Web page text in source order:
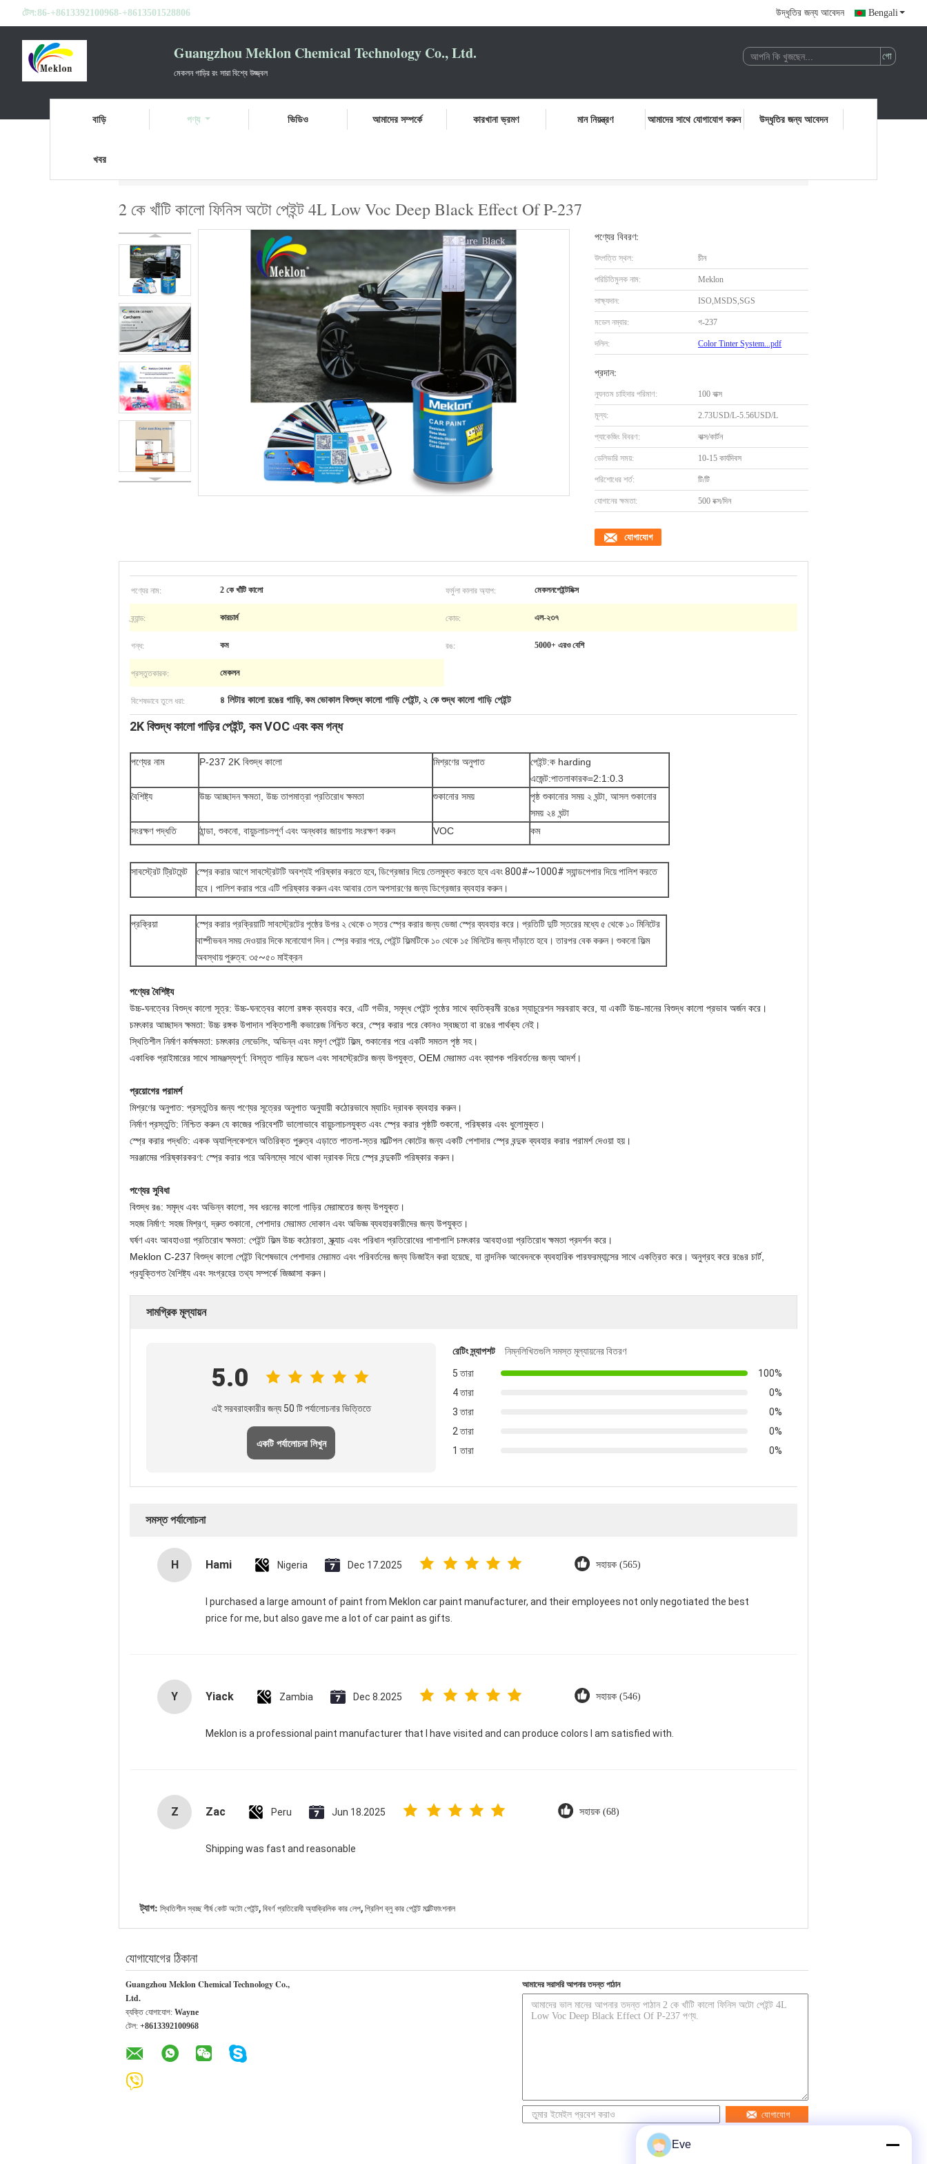
টেল:86-+8613392100968-+8613501528806 উদ্ধৃতির জন্য আবেদন Bengali
Guangzhou Meklon Chemical Technology Co., Ltd.
মেকলন গাড়ির রং সারা বিশ্বে উজ্জ্বল
বাড়ি পণ্য ভিডিও আমাদের সম্পর্কে কারখানা ভ্রমণ মান নিয়ন্ত্রণ আমাদের সাথে যোগাযোগ করুন উদ্ধৃতির জন্য আবেদন
খবর
2 কে খাঁটি কালো ফিনিস অটো পেইন্ট 4L Low Voc Deep Black Effect Of P-237
পণ্যের বিবরণ:
উৎপত্তি স্থল: চীন
পরিচিতিমুলক নাম: Meklon
সাক্ষ্যদান: ISO,MSDS,SGS
মডেল নম্বার: গ-237
দলিল: Color Tinter System...pdf
প্রদান:
ন্যূনতম চাহিদার পরিমাণ: 100 বাক্স
মূল্য: 2.73USD/L-5.56USD/L
প্যাকেজিং বিবরণ: বাক্স/কার্টন
ডেলিভারি সময়: 10-15 কার্যদিবস
পরিশোধের শর্ত: টি/টি
যোগানের ক্ষমতা: 500 বক্স/দিন
যোগাযোগ
পণ্যের নাম: 2 কে খাঁটি কালো ফর্মুলা কালার অ্যাপ: মেকলনপেইন্টমিক্স
ব্র্যান্ড: কারচার্ম কোড: এল-২৩৭
গন্ধ: কম রঙ: 5000+ এরও বেশি
প্রস্তুতকারক: মেকলন
বিশেষভাবে তুলে ধরা: ৪ লিটার কালো রঙের গাড়ি, কম ভোকাল বিশুদ্ধ কালো গাড়ি পেইন্ট, ২ কে শুদ্ধ কালো গাড়ি পেইন্ট
2K বিশুদ্ধ কালো গাড়ির পেইন্ট, কম VOC এবং কম গন্ধ
পণ্যের নাম P-237 2K বিশুদ্ধ কালো মিশ্রণের অনুপাত
পেইন্ট:ক harding
এজেন্ট:পাতলাকারক=2:1:0.3
বৈশিষ্ট্য
উচ্চ আচ্ছাদন ক্ষমতা, উচ্চ তাপমাত্রা প্রতিরোধ ক্ষমতা শুকানোর সময়
পৃষ্ঠ শুকানোর সময় ২ ঘন্টা, আসল শুকানোর
সময় ২৪ ঘন্টা
সংরক্ষণ পদ্ধতি
ঠান্ডা, শুকনো, বায়ুচলাচলপূর্ণ এবং অন্ধকার জায়গায় সংরক্ষণ করুন VOC কম
সাবস্ট্রেট ট্রিটমেন্ট
স্প্রে করার আগে সাবস্ট্রেটটি অবশ্যই পরিষ্কার করতে হবে, ডিগ্রেজার দিয়ে তেলমুক্ত করতে হবে এবং 800#~1000# স্যান্ডপেপার দিয়ে পালিশ করতে
হবে। পালিশ করার পরে এটি পরিষ্কার করুন এবং আবার তেল অপসারণের জন্য ডিগ্রেজার ব্যবহার করুন।
প্রক্রিয়া
স্প্রে করার প্রক্রিয়াটি সাবস্ট্রেটের পৃষ্ঠের উপর ২ থেকে ৩ স্তর স্প্রে করার জন্য ভেজা স্প্রে ব্যবহার করে। প্রতিটি দুটি স্তরের মধ্যে ৫ থেকে ১০ মিনিটের
বাষ্পীভবন সময় দেওয়ার দিকে মনোযোগ দিন। স্প্রে করার পরে, পেইন্ট ফিল্মটিকে ১০ থেকে ১৫ মিনিটের জন্য দাঁড়াতে হবে। তারপর বেক করুন। শুকনো ফিল্ম
অবস্থায় পুরুত্ব: ৩৫~৫০ মাইক্রন
পণ্যের বৈশিষ্ট্য
উচ্চ-ঘনত্বের বিশুদ্ধ কালো সূত্র: উচ্চ-ঘনত্বের কালো রঙ্গক ব্যবহার করে, এটি গভীর, সমৃদ্ধ পেইন্ট পৃষ্ঠের সাথে ব্যতিক্রমী রঙের স্যাচুরেশন সরবরাহ করে, যা একটি উচ্চ-মানের বিশুদ্ধ কালো প্রভাব অর্জন করে।
চমৎকার আচ্ছাদন ক্ষমতা: উচ্চ রঙ্গক উপাদান শক্তিশালী কভারেজ নিশ্চিত করে, স্প্রে করার পরে কোনও স্বচ্ছতা বা রঙের পার্থক্য নেই।
স্থিতিশীল নির্মাণ কর্মক্ষমতা: চমৎকার লেভেলিং, অভিন্ন এবং মসৃণ পেইন্ট ফিল্ম, শুকানোর পরে একটি সমতল পৃষ্ঠ সহ।
একাধিক প্রাইমারের সাথে সামঞ্জস্যপূর্ণ: বিস্তৃত গাড়ির মডেল এবং সাবস্ট্রেটের জন্য উপযুক্ত, OEM মেরামত এবং ব্যাপক পরিবর্তনের জন্য আদর্শ।
প্রয়োগের পরামর্শ
মিশ্রণের অনুপাত: প্রস্তুতির জন্য পণ্যের সূত্রের অনুপাত অনুযায়ী কঠোরভাবে ম্যাচিং দ্রাবক ব্যবহার করুন।
নির্মাণ প্রস্তুতি: নিশ্চিত করুন যে কাজের পরিবেশটি ভালোভাবে বায়ুচলাচলযুক্ত এবং স্প্রে করার পৃষ্ঠটি শুকনো, পরিষ্কার এবং ধুলোমুক্ত।
স্প্রে করার পদ্ধতি: একক অ্যাপ্লিকেশনে অতিরিক্ত পুরুত্ব এড়াতে পাতলা-স্তর মাল্টিপল কোটের জন্য একটি পেশাদার স্প্রে বন্দুক ব্যবহার করার পরামর্শ দেওয়া হয়।
সরঞ্জামের পরিষ্কারকরণ: স্প্রে করার পরে অবিলম্বে সাথে থাকা দ্রাবক দিয়ে স্প্রে বন্দুকটি পরিষ্কার করুন।
পণ্যের সুবিধা
বিশুদ্ধ রঙ: সমৃদ্ধ এবং অভিন্ন কালো, সব ধরনের কালো গাড়ির মেরামতের জন্য উপযুক্ত।
সহজ নির্মাণ: সহজ মিশ্রণ, দ্রুত শুকানো, পেশাদার মেরামত দোকান এবং অভিজ্ঞ ব্যবহারকারীদের জন্য উপযুক্ত।
ঘর্ষণ এবং আবহাওয়া প্রতিরোধ ক্ষমতা: পেইন্ট ফিল্ম উচ্চ কঠোরতা, স্ক্র্যাচ এবং পরিধান প্রতিরোধের পাশাপাশি চমৎকার আবহাওয়া প্রতিরোধ ক্ষমতা প্রদর্শন করে।
Meklon C-237 বিশুদ্ধ কালো পেইন্ট বিশেষভাবে পেশাদার মেরামত এবং পরিবর্তনের জন্য ডিজাইন করা হয়েছে, যা নান্দনিক আবেদনকে ব্যবহারিক পারফরম্যান্সের সাথে একত্রিত করে। অনুগ্রহ করে রঙের চার্ট,
প্রযুক্তিগত বৈশিষ্ট্য এবং সংগ্রহের তথ্য সম্পর্কে জিজ্ঞাসা করুন।
সামগ্রিক মূল্যায়ন
5.0
এই সরবরাহকারীর জন্য 50 টি পর্যালোচনার ভিত্তিতে
একটি পর্যালোচনা লিখুন
রেটিং স্ন্যাপশট
নিম্নলিখিতগুলি সমস্ত মূল্যায়নের বিতরণ
5 তারা
100%
4 তারা
0%
3 তারা
0%
2 তারা
0%
1 তারা
0%
সমস্ত পর্যালোচনা
H Hami Nigeria Dec 17.2025 সহায়ক (565)
I purchased a large amount of paint from Meklon car paint manufacturer, and their employees not only negotiated the best
price for me, but also gave me a lot of car paint as gifts.
Y Yiack Zambia Dec 8.2025 সহায়ক (546)
Meklon is a professional paint manufacturer that I have visited and can produce colors I am satisfied with.
Z Zac Peru Jun 18.2025 সহায়ক (68)
Shipping was fast and reasonable
ট্যাগ: স্থিতিশীল স্বচ্ছ শীর্ষ কোট অটো পেইন্ট, বিবর্ণ প্রতিরোধী অ্যাক্রিলিক কার লেপ, গ্রিনিশ ব্লু কার পেইন্ট মাল্টিফাংশনাল
যোগাযোগের ঠিকানা
Guangzhou Meklon Chemical Technology Co.,
Ltd.
ব্যক্তি যোগাযোগ: Wayne
টেল: +8613392100968
আমাদের সরাসরি আপনার তদন্ত পাঠান
যোগাযোগ
Eve